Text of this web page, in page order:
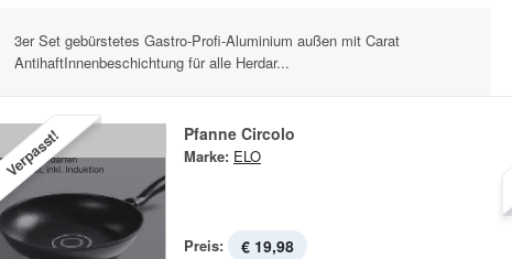
3er Set gebürstetes Gastro-Profi-Aluminium außen mit Carat
AntihaftInnenbeschichtung für alle Herdar...
Verpasst! Pfanne Circolo
Marke: ELO
Preis: € 19,98